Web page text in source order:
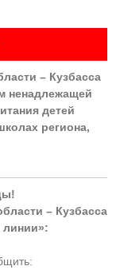
– Кузбасса
ненадлежащей
детей
региона,
– Кузбасса
линии»: